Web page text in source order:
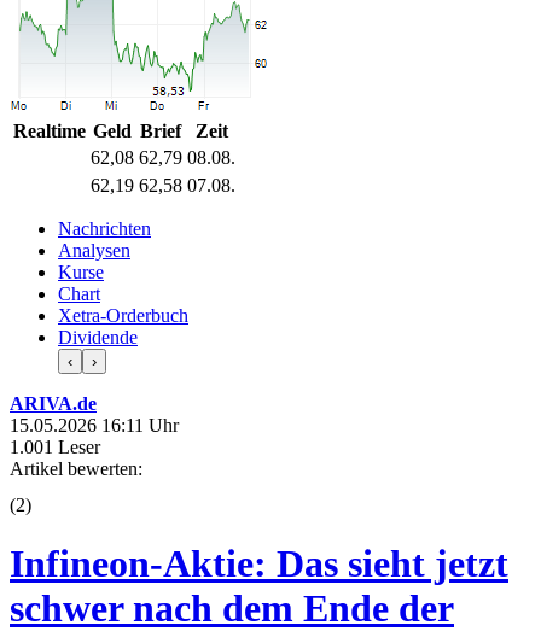
Realtime Geld Brief
Zeit
62,08 62,79 08.08.
62,19 62,58 07.08.
Nachrichten
Analysen
Kurse
Chart
Xetra-Orderbuch
Dividende
‹ ›
ARIVA.de
15.05.2026 16:11 Uhr
1.001 Leser
Artikel bewerten:
(2)
Infineon-Aktie: Das sieht jetzt
schwer nach dem Ende der